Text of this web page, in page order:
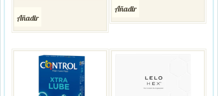
Añadir
Añadir